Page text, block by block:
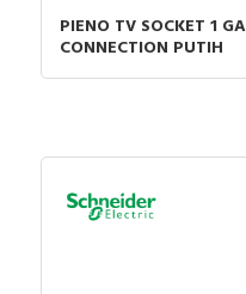
PIENO TV SOCKET 1
CONNECTION PUTIH